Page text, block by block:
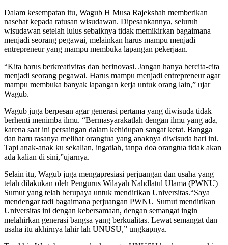
Dalam kesempatan itu, Wagub H Musa Rajekshah memberikan
nasehat kepada ratusan wisudawan. Dipesankannya, seluruh
wisudawan setelah lulus sebaiknya tidak memikirkan bagaimana
menjadi seorang pegawai, melainkan harus mampu menjadi
entrepreneur yang mampu membuka lapangan pekerjaan.
“Kita harus berkreativitas dan berinovasi. Jangan hanya bercita-cita
menjadi seorang pegawai. Harus mampu menjadi entrepreneur agar
mampu membuka banyak lapangan kerja untuk orang lain,” ujar
Wagub.
Wagub juga berpesan agar generasi pertama yang diwisuda tidak
berhenti menimba ilmu. “Bermasyarakatlah dengan ilmu yang ada,
karena saat ini persaingan dalam kehidupan sangat ketat. Bangga
dan haru rasanya melihat orangtua yang anaknya diwisuda hari ini.
Tapi anak-anak ku sekalian, ingatlah, tanpa doa orangtua tidak akan
ada kalian di sini,”ujarnya.
Selain itu, Wagub juga mengapresiasi perjuangan dan usaha yang
telah dilakukan oleh Pengurus Wilayah Nahdlatul Ulama (PWNU)
Sumut yang telah berupaya untuk mendirikan Universitas.“Saya
mendengar tadi bagaimana perjuangan PWNU Sumut mendirikan
Universitas ini dengan kebersamaan, dengan semangat ingin
melahirkan generasi bangsa yang berkualitas. Lewat semangat dan
usaha itu akhirnya lahir lah UNUSU,” ungkapnya.